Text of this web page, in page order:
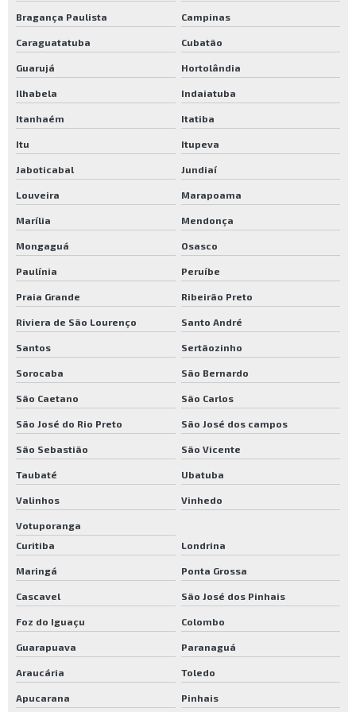
Bragança Paulista Campinas
Caraguatatuba Cubatão
Guarujá Hortolândia
Ilhabela Indaiatuba
Itanhaém Itatiba
Itu Itupeva
Jaboticabal Jundiaí
Louveira Marapoama
Marília Mendonça
Mongaguá Osasco
Paulínia Peruíbe
Praia Grande Ribeirão Preto
Riviera de São Lourenço Santo André
Santos Sertãozinho
Sorocaba São Bernardo
São Caetano São Carlos
São José do Rio Preto São José dos campos
São Sebastião São Vicente
Taubaté Ubatuba
Valinhos Vinhedo
Votuporanga
Curitiba
Londrina
Maringá Ponta Grossa
Cascavel São José dos Pinhais
Foz do Iguaçu Colombo
Guarapuava Paranaguá
Araucária Toledo
Apucarana Pinhais